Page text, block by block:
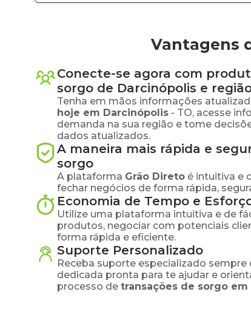
Vantagens
Conecte-se agora com
sorgo de Darcinópolis e
Tenha em mãos informações
hoje em Darcinópolis - TO, acesse
demanda na sua região e tome
dados atualizados.
A maneira mais rápida e
sorgo
A plataforma Grão Direto é intuitiva e
fechar negócios de forma rápida,
Economia de Tempo e
Utilize uma plataforma intuitiva e de
produtos, negociar com potenciais
forma rápida e eficiente.
Suporte Personalizado
Receba suporte especializado
dedicada pronta para te ajudar e
processo de transações de sorgo em